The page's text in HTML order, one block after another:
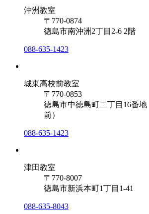
沖洲教室
〒770-0874
徳島市南沖洲2丁目2-6 2階
088-635-1423
城東高校前教室
〒770-0853
徳島市中徳島町二丁目16番
前）
088-635-1423
津田教室
〒770-8007
徳島市新浜本町1丁目1-41
088-635-8043